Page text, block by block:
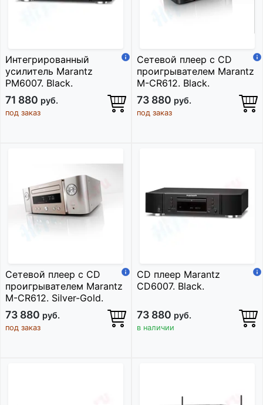
Интегрированный
усилитель Marantz
PM6007. Black.
71 880 руб.
под заказ
Сетевой плеер c CD
проигрывателем Marantz
M-CR612. Black.
73 880 руб.
под заказ
Сетевой плеер c CD
проигрывателем Marantz
M-CR612. Silver-Gold.
73 880 руб.
под заказ
CD плеер Marantz
CD6007. Black.
73 880 руб.
в наличии